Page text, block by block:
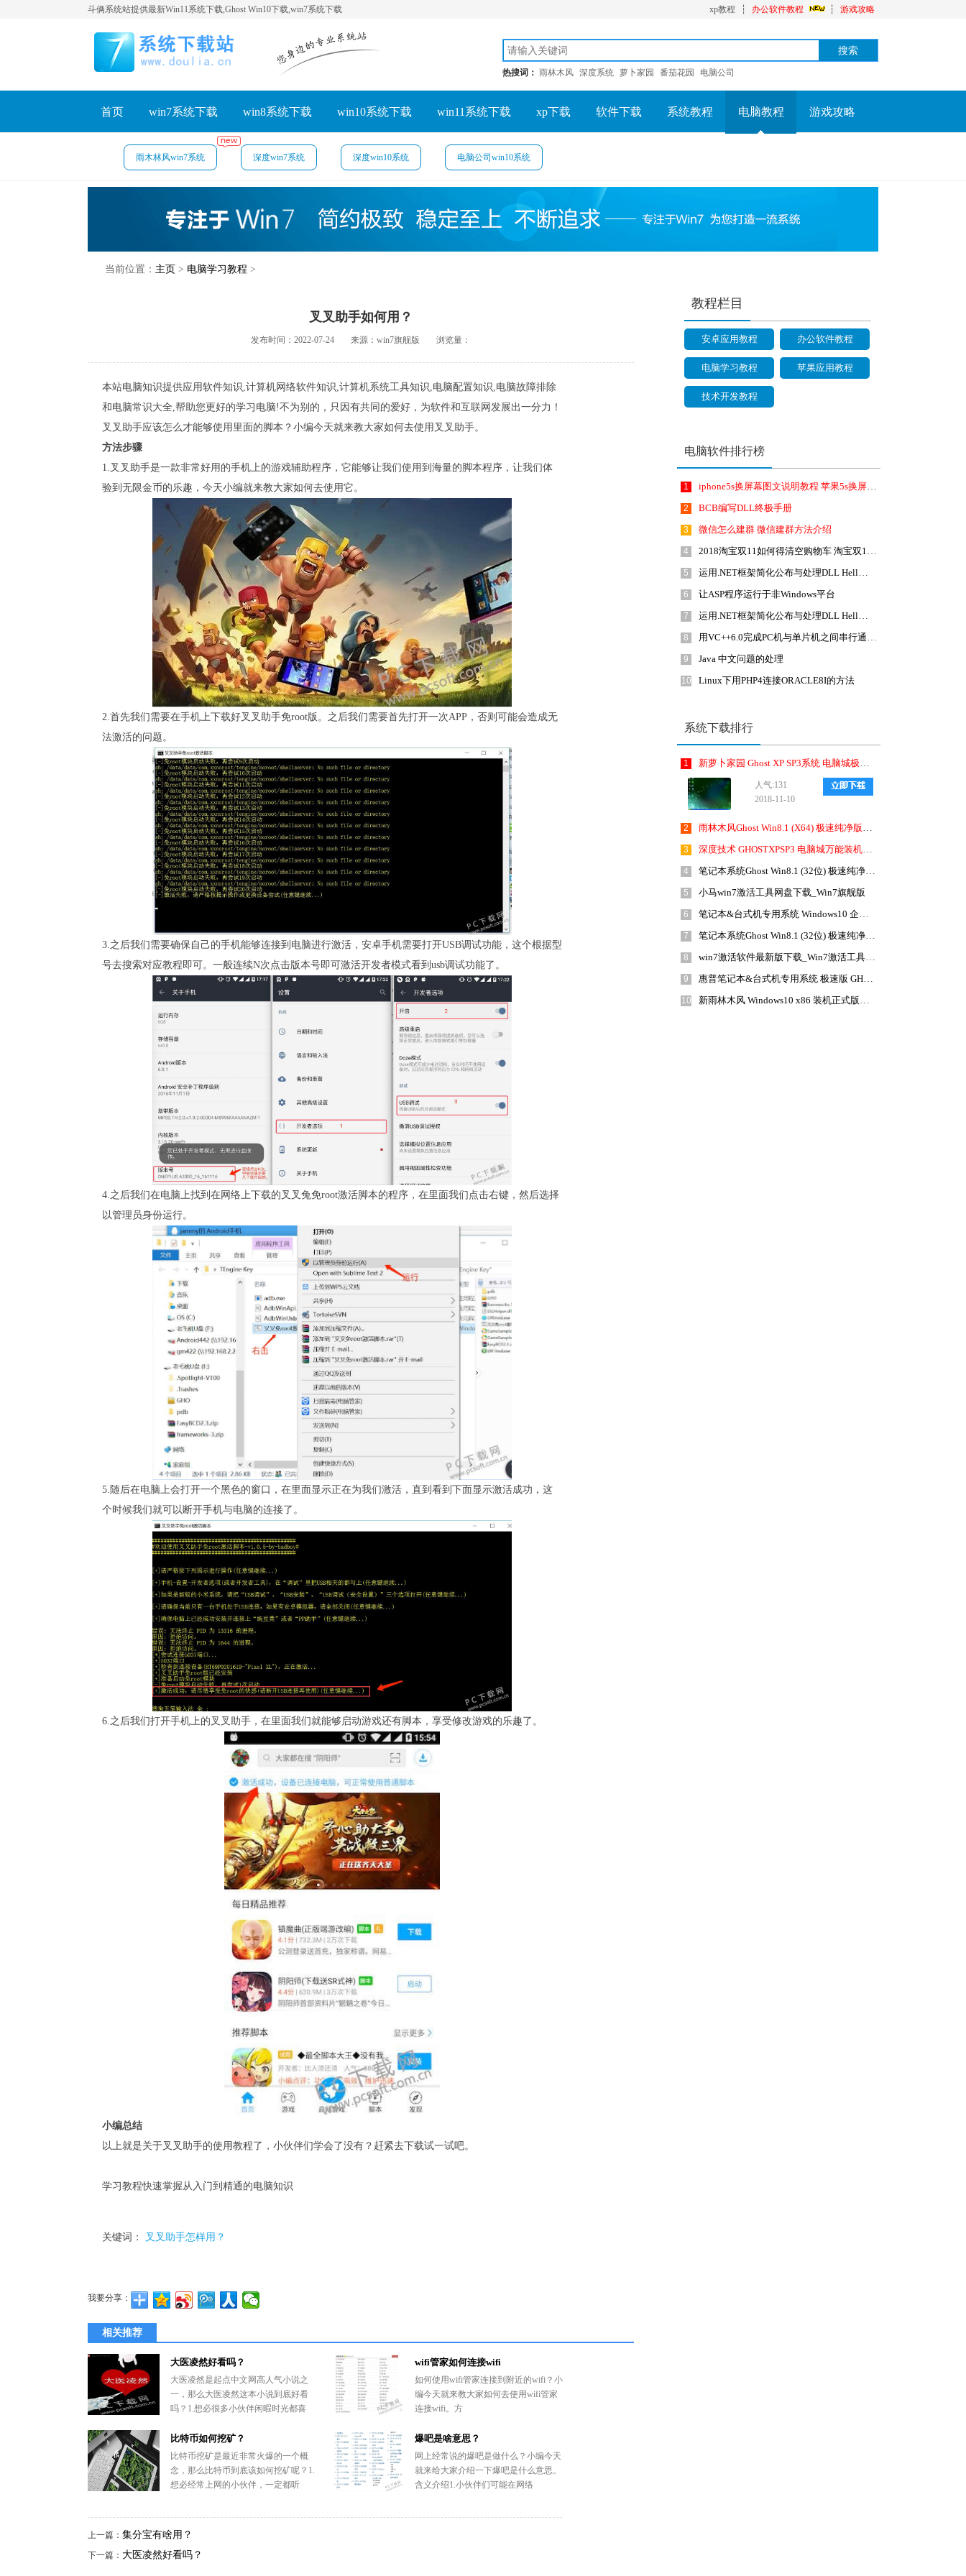
斗俩系统站提供最新Win11系统下载,Ghost Win10下载,win7系统下载 xp教程 ┆ 办公软件教程 ┆ 游戏攻略
热搜词： 雨林木风 深度系统 萝卜家园 番茄花园 电脑公司
首页 win7系统下载 win8系统下载 win10系统下载 win11系统下载 xp下载 软件下载 系统教程 电脑教程 游戏攻略
雨木林风win7系统 深度win7系统 深度win10系统 电脑公司win10系统
当前位置： 主页 > 电脑学习教程 >
叉叉助手如何用？
发布时间：2022-07-24 来源：win7旗舰版 浏览量：
本站电脑知识提供应用软件知识,计算机网络软件知识,计算机系统工具知识,电脑配置知识,电脑故障排除
和电脑常识大全,帮助您更好的学习电脑!不为别的，只因有共同的爱好，为软件和互联网发展出一分力！
叉叉助手应该怎么才能够使用里面的脚本？小编今天就来教大家如何去使用叉叉助手。
方法步骤
1.叉叉助手是一款非常好用的手机上的游戏辅助程序，它能够让我们使用到海量的脚本程序，让我们体
验到无限金币的乐趣，今天小编就来教大家如何去使用它。
2.首先我们需要在手机上下载好叉叉助手免root版。之后我们需要首先打开一次APP，否则可能会造成无
法激活的问题。
3.之后我们需要确保自己的手机能够连接到电脑进行激活，安卓手机需要打开USB调试功能，这个根据型
号去搜索对应教程即可。一般连续N次点击版本号即可激活开发者模式看到usb调试功能了。
4.之后我们在电脑上找到在网络上下载的叉叉兔免root激活脚本的程序，在里面我们点击右键，然后选择
以管理员身份运行。
5.随后在电脑上会打开一个黑色的窗口，在里面显示正在为我们激活，直到看到下面显示激活成功，这
个时候我们就可以断开手机与电脑的连接了。
6.之后我们打开手机上的叉叉助手，在里面我们就能够启动游戏还有脚本，享受修改游戏的乐趣了。
小编总结
以上就是关于叉叉助手的使用教程了，小伙伴们学会了没有？赶紧去下载试一试吧。
学习教程快速掌握从入门到精通的电脑知识
关键词： 叉叉助手怎样用？
我要分享：
相关推荐
大医凌然好看吗？
大医凌然是起点中文网高人气小说之
一，那么大医凌然这本小说到底好看
吗？1.想必很多小伙伴闲暇时光都喜
wifi管家如何连接wifi
如何使用wifi管家连接到附近的wifi？小
编今天就来教大家如何去使用wifi管家
连接wifi。方
比特币如何挖矿？
比特币挖矿是最近非常火爆的一个概
念，那么比特币到底该如何挖矿呢？1.
想必经常上网的小伙伴，一定都听
爆吧是啥意思？
网上经常说的爆吧是做什么？小编今天
就来给大家介绍一下爆吧是什么意思。
含义介绍1.小伙伴们可能在网络
上一篇： 集分宝有啥用？
下一篇： 大医凌然好看吗？
教程栏目
安卓应用教程 办公软件教程
电脑学习教程 苹果应用教程
技术开发教程
电脑软件排行榜
1 iphone5s换屏幕图文说明教程 苹果5s换屏幕视频
2 BCB编写DLL终极手册
3 微信怎么建群 微信建群方法介绍
4 2018淘宝双11如何得清空购物车 淘宝双11清空购物车活动
5 运用.NET框架简化公布与处理DLL Hell问题(1)
6 让ASP程序运行于非Windows平台
7 运用.NET框架简化公布与处理DLL Hell问题(2)
8 用VC++6.0完成PC机与单片机之间串行通信的方法
9 Java 中文问题的处理
10 Linux下用PHP4连接ORACLE8I的方法
系统下载排行
1 新萝卜家园 Ghost XP SP3系统 电脑城极速装机版 201810月 ISO镜像下载
人气:131
2018-11-10
2 雨林木风Ghost Win8.1 (X64) 极速纯净版2019年1月免激活) ISO镜像免费下载
3 深度技术 GHOSTXPSP3 电脑城万能装机版 2018年4月 最新版ISO镜像下载
4 笔记本系统Ghost Win8.1 (32位) 极速纯净版2019年4月(免激活) ISO镜像免费下载
5 小马win7激活工具网盘下载_Win7旗舰版
6 笔记本&台式机专用系统 Windows10 企业版 2018年10月(32位) ISO镜像快速下载
7 笔记本系统Ghost Win8.1 (32位) 极速纯净版2018年10月(免激活) ISO镜像免费下载
8 win7激活软件最新版下载_Win7激活工具(KMSAuto Net 2015)1.4.5英文绿色版
9 惠普笔记本&台式机专用系统 极速版 GHOSTXPSP3 2018年8月 海驱版下载
10 新雨林木风 Windows10 x86 装机正式版下载 2018年8月(32位)